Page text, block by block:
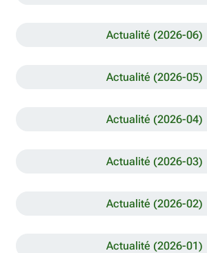
Actualité (2026-06)
Actualité (2026-05)
Actualité (2026-04)
Actualité (2026-03)
Actualité (2026-02)
Actualité (2026-01)